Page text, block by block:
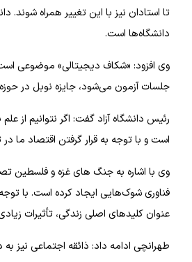
تا استادان نیز با این تغییر همراه
دانشگاه‌ها است.
وی افزود: «شکاف دیجیتالی» موضوعی است
جلسات آزمون می‌شود، جایزه نوبل در
رئیس دانشگاه آزاد گفت: اگر نتوانیم از
است و با توجه به قرار گرفتن اقتصاد
وی با اشاره به جنگ های غزه و فلسطین
فناوری شوک‌هایی ایجاد کرده است. با
عنوان کلیدهای اصلی زندگی، تأثیرات
طهرانچی ادامه داد: ذائقه اجتماعی نیز